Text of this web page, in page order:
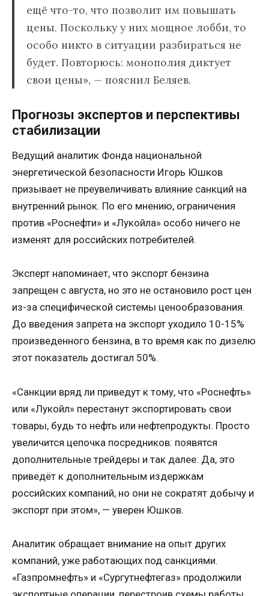
ещё что-то, что позволит им повышать
цены. Поскольку у них мощное лобби, то
особо никто в ситуации разбираться не
будет. Повторюсь: монополия диктует
свои цены», — пояснил Беляев.
Прогнозы экспертов и перспективы
стабилизации
Ведущий аналитик Фонда национальной
энергетической безопасности Игорь Юшков
призывает не преувеличивать влияние санкций на
внутренний рынок. По его мнению, ограничения
против «Роснефти» и «Лукойла» особо ничего не
изменят для российских потребителей.
Эксперт напоминает, что экспорт бензина
запрещен с августа, но это не остановило рост цен
из-за специфической системы ценообразования.
До введения запрета на экспорт уходило 10-15%
произведенного бензина, в то время как по дизелю
этот показатель достигал 50%.
«Санкции вряд ли приведут к тому, что «Роснефть»
или «Лукойл» перестанут экспортировать свои
товары, будь то нефть или нефтепродукты. Просто
увеличится цепочка посредников: появятся
дополнительные трейдеры и так далее. Да, это
приведёт к дополнительным издержкам
российских компаний, но они не сократят добычу и
экспорт при этом», — уверен Юшков.
Аналитик обращает внимание на опыт других
компаний, уже работающих под санкциями.
«Газпромнефть» и «Сургутнефтегаз» продолжили